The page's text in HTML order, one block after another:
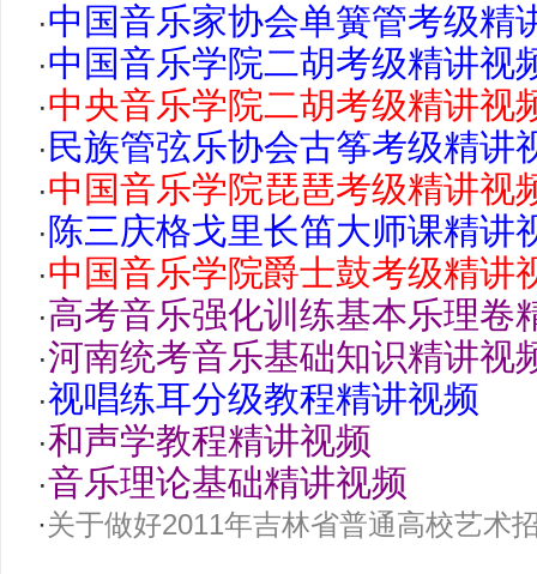
·中国音乐家协会单簧管考级精
·中国音乐学院二胡考级精讲视
·中央音乐学院二胡考级精讲视
· 民族管弦乐协会古筝考级精讲
·中国音乐学院琵琶考级精讲视
· 陈三庆格戈里长笛大师课精讲
·中国音乐学院爵士鼓考级精讲
·高考音乐强化训练基本乐理卷
·河南统考音乐基础知识精讲视
·视唱练耳分级教程精讲视频
·和声学教程精讲视频
·音乐理论基础精讲视频
·关于做好2011年吉林省普通高校艺术